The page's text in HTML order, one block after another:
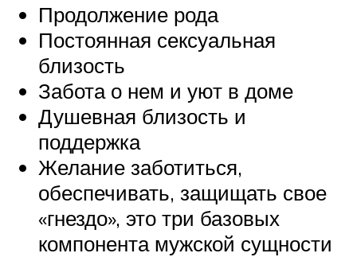
Продолжение рода
Постоянная сексуальная
близость
Забота о нем и уют в доме
Душевная близость и
поддержка
Желание заботиться,
обеспечивать, защищать свое
«гнездо», это три базовых
компонента мужской сущности